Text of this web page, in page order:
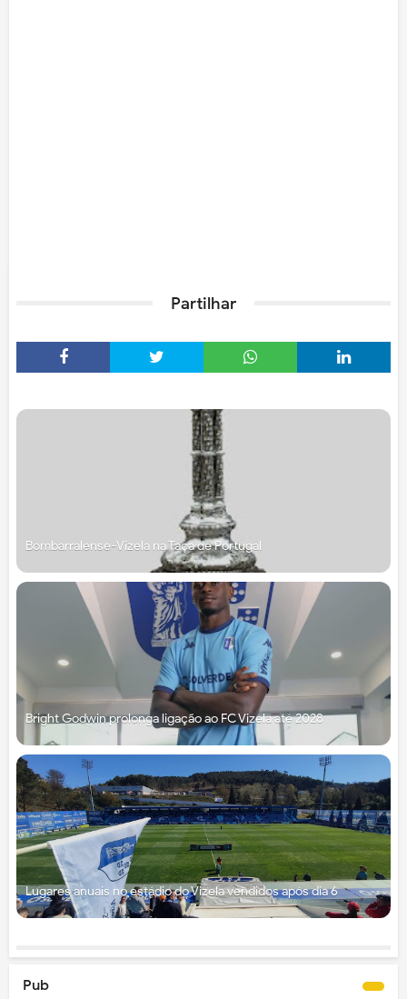
Partilhar
Bombarralense-Vizela na Taça de Portugal
Bright Godwin prolonga ligação ao FC Vizela até 2028
Lugares anuais no estádio do Vizela vendidos após dia 6
Pub